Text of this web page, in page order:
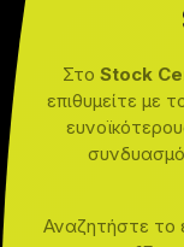
Στο Stock
επιθυμείτε με
συνδυασμό
Αναζητήστε το